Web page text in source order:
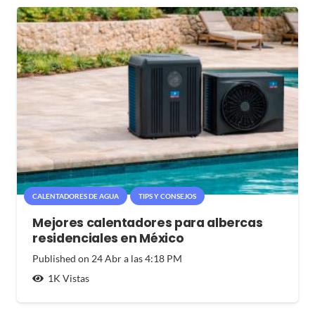
CALENTADORES DE AGUA TIPS Y CONSEJOS
Mejores calentadores para albercas
residenciales en México
Published on 24 Abr a las 4:18 PM
1K Vistas